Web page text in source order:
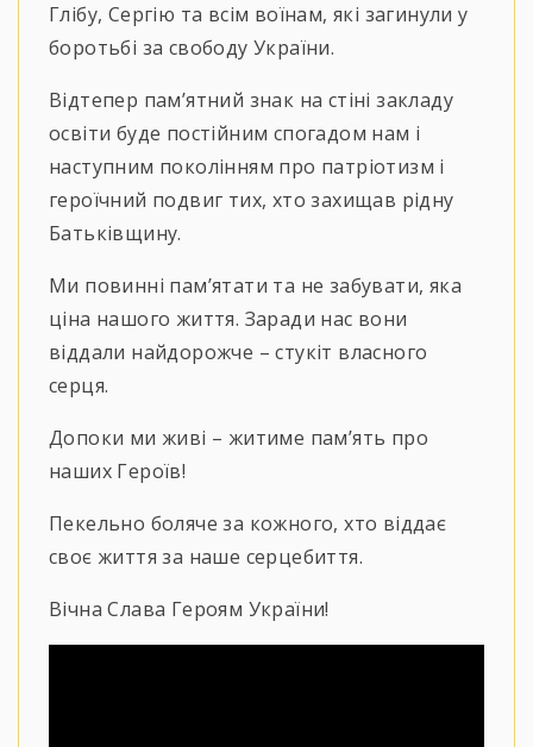
Глібу, Сергію та всім воїнам, які загинули у
боротьбі за свободу України.
Відтепер пам’ятний знак на стіні закладу
освіти буде постійним спогадом нам і
наступним поколінням про патріотизм і
героїчний подвиг тих, хто захищав рідну
Батьківщину.
Ми повинні памʼятати та не забувати, яка
ціна нашого життя. Заради нас вони
віддали найдорожче – стукіт власного
серця.
Допоки ми живі – житиме пам’ять про
наших Героїв!
Пекельно боляче за кожного, хто віддає
своє життя за наше серцебиття.
Вічна Слава Героям України!